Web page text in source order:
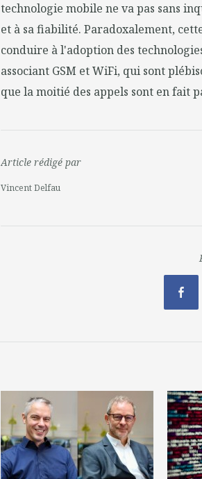
technologie mobile ne va pas sans
et à sa fiabilité. Paradoxalement,
conduire à l'adoption des
associant GSM et WiFi, qui sont
que la moitié des appels sont en fait
Article rédigé par
Vincent Delfau